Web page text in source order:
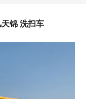
锦 洗扫车